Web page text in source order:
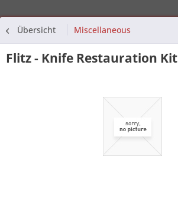
Übersicht Miscellaneous
Flitz - Knife Restauration Kit